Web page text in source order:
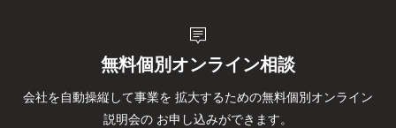
tooltip_2
無料個別オンライン相談
会社を自動操縦して事業を 拡大するための無料個別オンライン
説明会の お申し込みができます。